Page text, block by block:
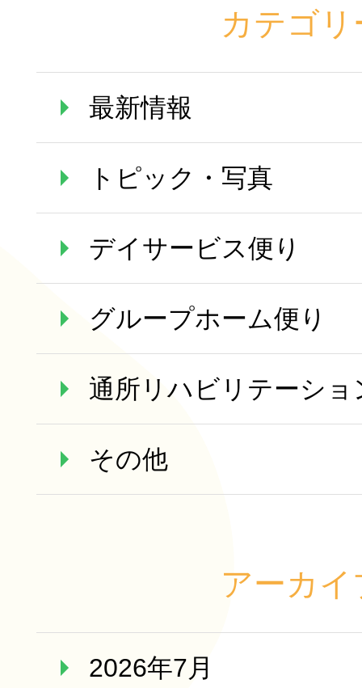
カテゴリ
最新情報
トピック・写真
デイサービス便り
グループホーム便り
通所リハビリテーショ
その他
アーカイ
2026年7月